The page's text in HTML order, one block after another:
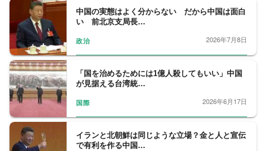
中国の実態はよく分からない だから中国は面白
い 前北京支局長…
政治 2026年7月8日
「国を治めるためには1億人殺してもいい」中国
が見据える台湾統…
国際 2026年6月17日
イランと北朝鮮は同じような立場？金と人と宣伝
で有利を作る中国…